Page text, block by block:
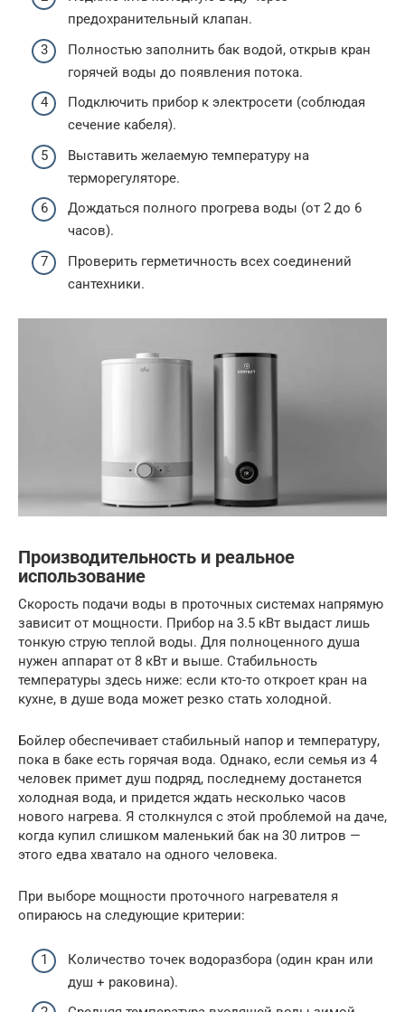
предохранительный клапан.
Полностью заполнить бак водой, открыв кран
горячей воды до появления потока.
Подключить прибор к электросети (соблюдая
сечение кабеля).
Выставить желаемую температуру на
терморегуляторе.
Дождаться полного прогрева воды (от 2 до 6
часов).
Проверить герметичность всех соединений
сантехники.
Производительность и реальное
использование
Скорость подачи воды в проточных системах напрямую
зависит от мощности. Прибор на 3.5 кВт выдаст лишь
тонкую струю теплой воды. Для полноценного душа
нужен аппарат от 8 кВт и выше. Стабильность
температуры здесь ниже: если кто-то откроет кран на
кухне, в душе вода может резко стать холодной.
Бойлер обеспечивает стабильный напор и температуру,
пока в баке есть горячая вода. Однако, если семья из 4
человек примет душ подряд, последнему достанется
холодная вода, и придется ждать несколько часов
нового нагрева. Я столкнулся с этой проблемой на даче,
когда купил слишком маленький бак на 30 литров —
этого едва хватало на одного человека.
При выборе мощности проточного нагревателя я
опираюсь на следующие критерии:
Количество точек водоразбора (один кран или
душ + раковина).